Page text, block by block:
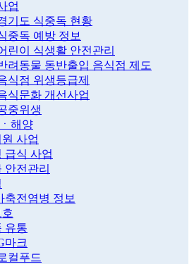
업
기도 식중독 현황
중독 예방 정보
린이 식생활 안전관리
려동물 동반출입 음식점 제도
식점 위생등급제
식문화 개선사업
중위생
해양
사업
급식 사업
안전관리
축전염병 정보
유통
마크
컬푸드